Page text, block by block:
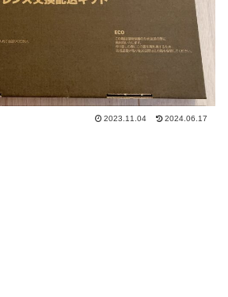
2023.11.04 2024.06.17